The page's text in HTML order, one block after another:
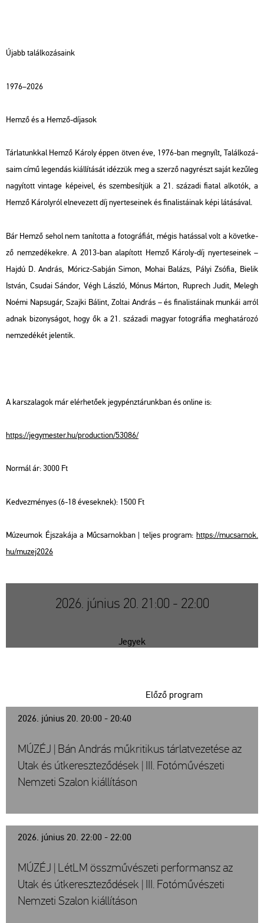
Újabb ta­lál­ko­zá­sa­ink
1976–2026
Hemző és a Hemző-dí­ja­sok
Tár­la­tunk­kal Hemző Ká­roly éppen ötven éve, 1976-ban meg­nyílt, Ta­lál­ko­zá­
sa­imcímű le­gen­dás ki­ál­lí­tá­sát idéz­zük meg a szer­ző nagy­részt saját ke­zű­leg
na­gyí­tott vin­tage ké­pe­i­vel, és szem­be­sít­jük a 21. szá­za­di fi­a­tal al­ko­tók, a
Hemző Ká­roly­ról el­ne­ve­zett díj nyer­te­se­i­nek és fi­na­lis­tá­i­nak képi lá­tá­sá­val.
Bár Hemző sehol nem ta­ní­tot­ta a fo­tog­rá­fi­át, mégis ha­tás­sal volt a kö­vet­ke­
ző nem­ze­dé­kek­re. A 2013-ban ala­pí­tott Hemző Ká­roly-díj nyer­te­se­i­nek –
Hajdú D. And­rás, Mó­ricz-Sab­ján Simon, Mohai Ba­lázs, Pályi Zsó­fia, Bi­elik
Ist­ván, Csu­dai Sán­dor, Végh Lász­ló, Mónus Már­ton, Rup­rech Judit, Me­legh
Noémi Nap­su­gár, Szaj­ki Bá­lint, Zol­tai And­rás – és fi­na­lis­tá­i­nak mun­kái arról
adnak bi­zony­sá­got, hogy ők a 21. szá­za­di ma­gyar fo­tog­rá­fia meg­ha­tá­ro­zó
nem­ze­dé­két je­len­tik.
A kar­sza­la­gok már el­ér­he­tő­ek jegy­pénz­tá­runk­ban és on­line is:
https://​jegy­mes­ter.​hu/​pro­duc­ti­on/​53086/
Nor­mál ár: 3000 Ft
Ked­vez­mé­nyes (6-18 éve­sek­nek): 1500 Ft
Mú­ze­u­mok Éj­sza­ká­ja a Mű­csar­nok­ban | tel­jes prog­ram: https://​mu­csar­nok.​
hu/​mu­zej2026
2026. június 20. 21:00 - 22:00
Jegyek
2026. június 20. 20:00 - 20:40
Előző program
MÚZÉJ | Bán András műkritikus tárlatvezetése az
Utak és útkereszteződések | III. Fotóművészeti
Nemzeti Szalon kiállításon
2026. június 20. 22:00 - 22:00
MÚZÉJ | LétLM összművészeti performansz az
Utak és útkereszteződések | III. Fotóművészeti
Nemzeti Szalon kiállításon